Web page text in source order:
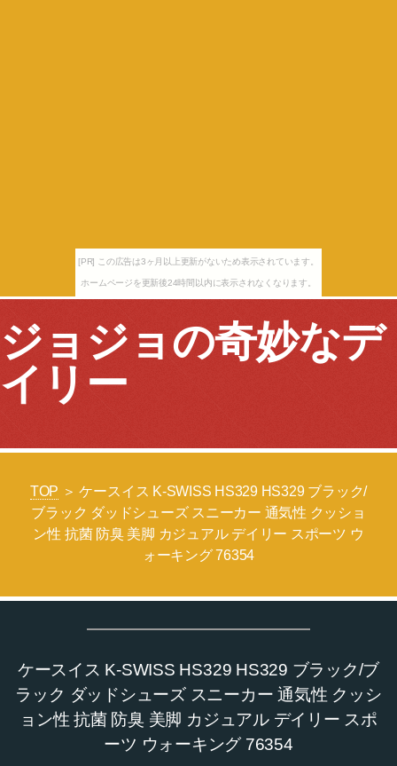
[PR] この広告は3ヶ月以上更新がないため表示されています。
ホームページを更新後24時間以内に表示されなくなります。
ジョジョの奇妙なデ
イリー
TOP ＞ ケースイス K-SWISS HS329 HS329 ブラック/
ブラック ダッドシューズ スニーカー 通気性 クッショ
ン性 抗菌 防臭 美脚 カジュアル デイリー スポーツ ウ
ォーキング 76354
ケースイス K-SWISS HS329 HS329 ブラック/ブ
ラック ダッドシューズ スニーカー 通気性 クッシ
ョン性 抗菌 防臭 美脚 カジュアル デイリー スポ
ーツ ウォーキング 76354